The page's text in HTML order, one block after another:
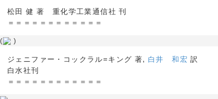
松田 健 著 重化学工業通信社 刊
＝＝＝＝＝＝＝＝＝＝＝＝
( )
ジェニファー・コックラル=キング 著, 白井 和宏 訳
白水社刊
＝＝＝＝＝＝＝＝＝＝＝＝